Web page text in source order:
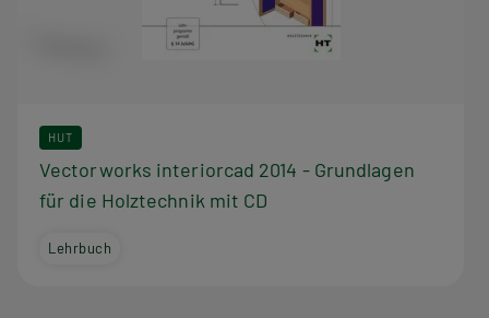
HUT
Vectorworks interiorcad 2014 - Grundlagen
für die Holztechnik mit CD
Lehrbuch